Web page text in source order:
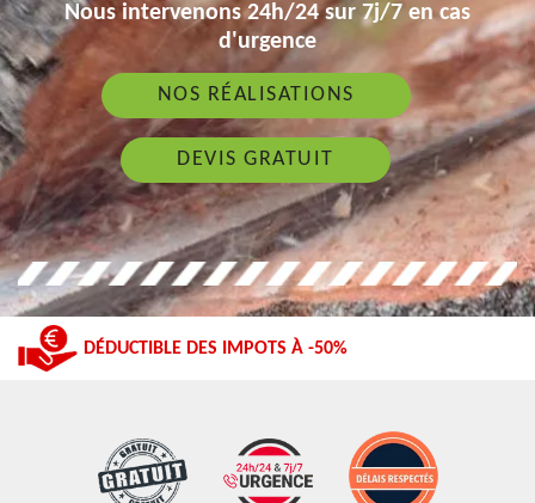
Nous intervenons 24h/24 sur 7j/7 en cas
d'urgence
NOS RÉALISATIONS
DEVIS GRATUIT
DÉDUCTIBLE DES IMPOTS À -50%